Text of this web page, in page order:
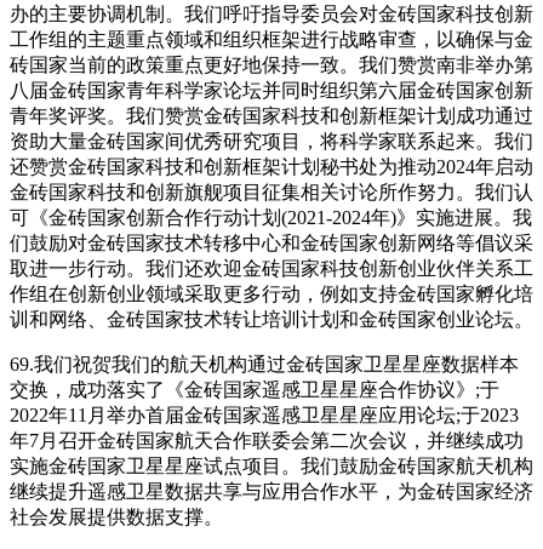
办的主要协调机制。我们呼吁指导委员会对金砖国家科技创新
工作组的主题重点领域和组织框架进行战略审查，以确保与金
砖国家当前的政策重点更好地保持一致。我们赞赏南非举办第
八届金砖国家青年科学家论坛并同时组织第六届金砖国家创新
青年奖评奖。我们赞赏金砖国家科技和创新框架计划成功通过
资助大量金砖国家间优秀研究项目，将科学家联系起来。我们
还赞赏金砖国家科技和创新框架计划秘书处为推动2024年启动
金砖国家科技和创新旗舰项目征集相关讨论所作努力。我们认
可《金砖国家创新合作行动计划(2021-2024年)》实施进展。我
们鼓励对金砖国家技术转移中心和金砖国家创新网络等倡议采
取进一步行动。我们还欢迎金砖国家科技创新创业伙伴关系工
作组在创新创业领域采取更多行动，例如支持金砖国家孵化培
训和网络、金砖国家技术转让培训计划和金砖国家创业论坛。
69.我们祝贺我们的航天机构通过金砖国家卫星星座数据样本
交换，成功落实了《金砖国家遥感卫星星座合作协议》;于
2022年11月举办首届金砖国家遥感卫星星座应用论坛;于2023
年7月召开金砖国家航天合作联委会第二次会议，并继续成功
实施金砖国家卫星星座试点项目。我们鼓励金砖国家航天机构
继续提升遥感卫星数据共享与应用合作水平，为金砖国家经济
社会发展提供数据支撑。